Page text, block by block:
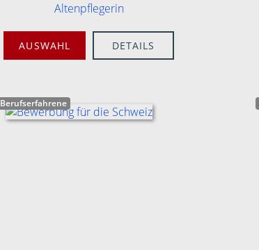
Altenpflegerin
AUSWAHL DETAILS
Berufserfahrene